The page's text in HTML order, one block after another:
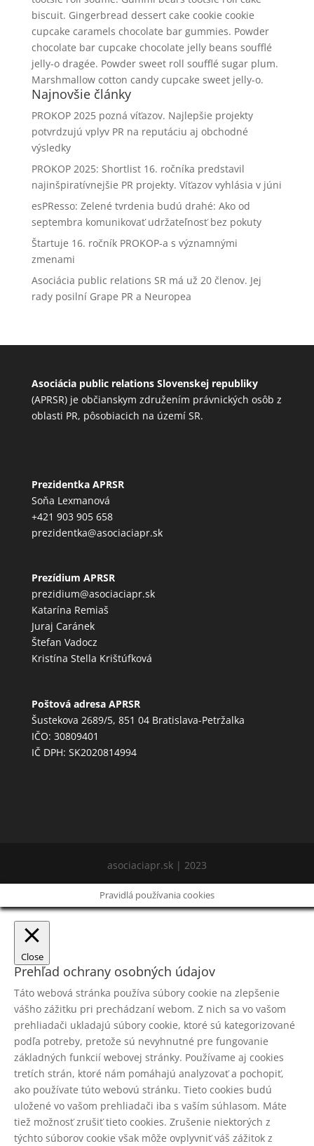
biscuit. Gingerbread dessert cake cookie cookie
cupcake caramels chocolate bar gummies. Powder
chocolate bar cupcake chocolate jelly beans soufflé
jelly-o dragée. Powder sweet roll soufflé sugar plum.
Marshmallow cotton candy cupcake sweet jelly-o.
Najnovšie články
PROKOP 2025 pozná víťazov. Najlepšie projekty
potvrdzujú vplyv PR na reputáciu aj obchodné
výsledky
PROKOP 2025: Shortlist 16. ročníka predstavil
najinšpiratívnejšie PR projekty. Víťazov vyhlásia v júni
esPResso: Zelené tvrdenia budú drahé: Ako od
septembra komunikovať udržateľnosť bez pokuty
Štartuje 16. ročník PROKOP-a s významnými
zmenami
Asociácia public relations SR má už 20 členov. Jej
rady posilní Grape PR a Neuropea
Asociácia public relations Slovenskej republiky
(APRSR) je občianskym združením právnických osôb z
oblasti PR, pôsobiacich na území SR.
Prezidentka APRSR
Soňa Lexmanová
+421 903 905 658
prezidentka@asociaciapr.sk
Prezídium APRSR
prezidium@asociaciapr.sk
Katarína Remiaš
Juraj Caránek
Štefan Vadocz
Kristína Stella Krištúfková
Poštová adresa APRSR
Šustekova 2689/5, 851 04 Bratislava-Petržalka
IČO: 30809401
IČ DPH: SK2020814994
asociaciapr.sk | 2023
Pravidlá používania cookies
Close
Prehľad ochrany osobných údajov
Táto webová stránka používa súbory cookie na zlepšenie
vášho zážitku pri prechádzaní webom. Z nich sa vo vašom
prehliadači ukladajú súbory cookie, ktoré sú kategorizované
podľa potreby, pretože sú nevyhnutné pre fungovanie
základných funkcií webovej stránky. Používame aj cookies
tretích strán, ktoré nám pomáhajú analyzovať a pochopiť,
ako používate túto webovú stránku. Tieto cookies budú
uložené vo vašom prehliadači iba s vaším súhlasom. Máte
tiež možnosť zrušiť tieto cookies. Zrušenie niektorých z
týchto súborov cookie však môže ovplyvniť váš zážitok z